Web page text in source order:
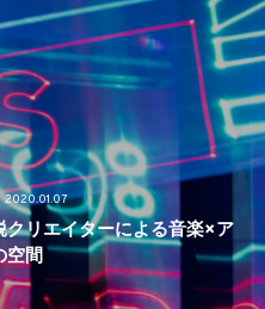
2020.01.07
リエイターによる音楽×ア
空間